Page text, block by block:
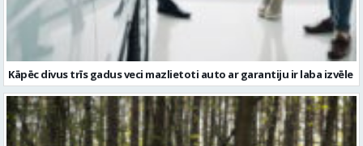
Kāpēc divus trīs gadus veci mazlietoti auto ar garantiju ir laba izvēle